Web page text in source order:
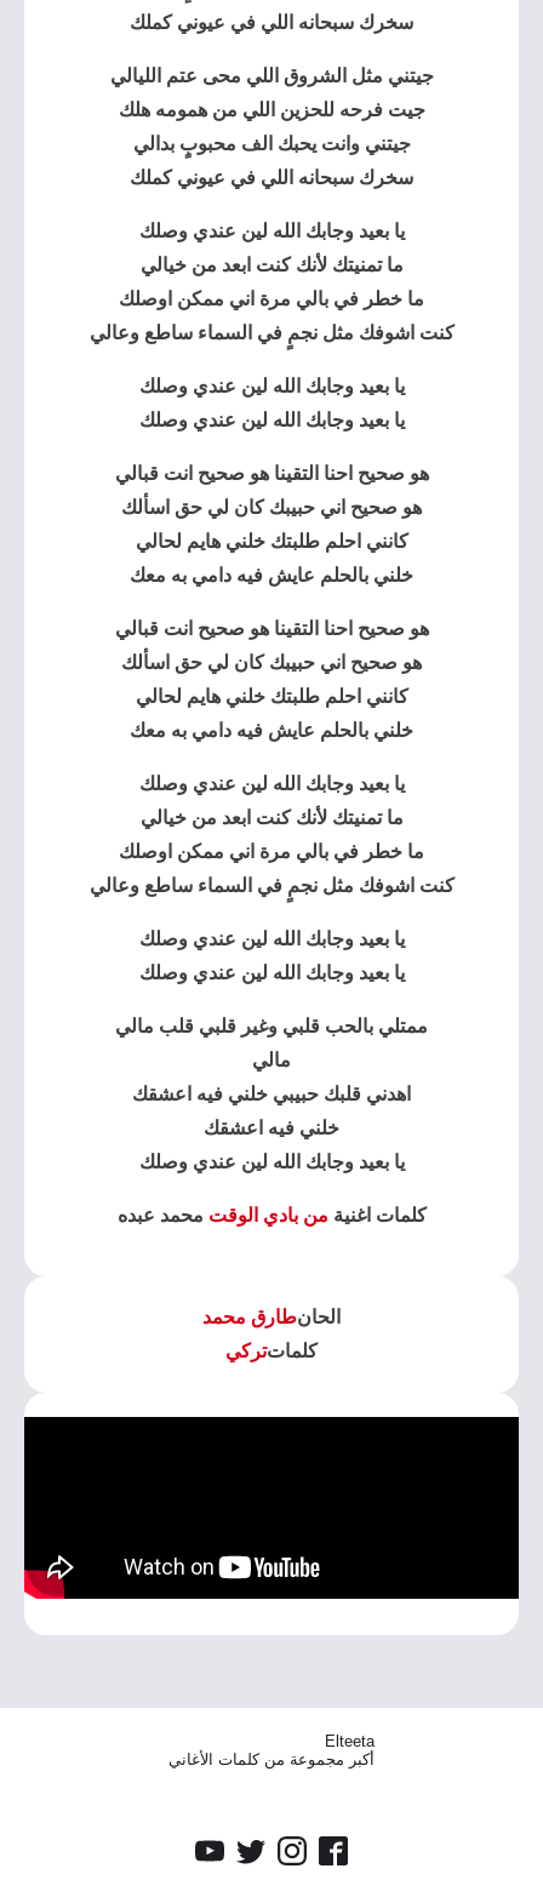
سخرك سبحانه اللي في عيوني كملك
جيتني مثل الشروق اللي محى عتم الليالي
جيت فرحه للحزين اللي من همومه هلك
جيتني وانت يحبك الف محبوبٍ بدالي
سخرك سبحانه اللي في عيوني كملك
يا بعيد وجابك الله لين عندي وصلك
ما تمنيتك لأنك كنت ابعد من خيالي
ما خطر في بالي مرة اني ممكن اوصلك
كنت اشوفك مثل نجمٍ في السماء ساطع وعالي
يا بعيد وجابك الله لين عندي وصلك
يا بعيد وجابك الله لين عندي وصلك
هو صحيح احنا التقينا هو صحيح انت قبالي
هو صحيح اني حبيبك كان لي حق اسألك
كانني احلم طلبتك خلني هايم لحالي
خلني بالحلم عايش فيه دامي به معك
هو صحيح احنا التقينا هو صحيح انت قبالي
هو صحيح اني حبيبك كان لي حق اسألك
كانني احلم طلبتك خلني هايم لحالي
خلني بالحلم عايش فيه دامي به معك
يا بعيد وجابك الله لين عندي وصلك
ما تمنيتك لأنك كنت ابعد من خيالي
ما خطر في بالي مرة اني ممكن اوصلك
كنت اشوفك مثل نجمٍ في السماء ساطع وعالي
يا بعيد وجابك الله لين عندي وصلك
يا بعيد وجابك الله لين عندي وصلك
ممتلي بالحب قلبي وغير قلبي قلب مالي
مالي
اهدني قلبك حبيبي خلني فيه اعشقك
خلني فيه اعشقك
يا بعيد وجابك الله لين عندي وصلك
كلمات اغنية من بادي الوقت محمد عبده
الحانطارق محمد
كلماتتركي
Elteeta
أكبر مجموعة من كلمات الأغاني